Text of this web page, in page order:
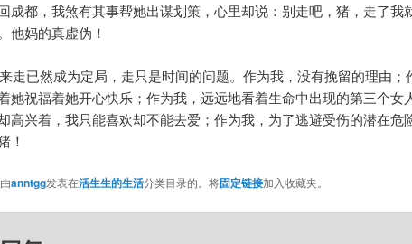
成都，我煞有其事帮她出谋划策，心里却说：别走吧，猪，走了我
他妈的真虚伪！
已然成为定局，走只是时间的问题。作为我，没有挽留的理由；
她祝福着她开心快乐；作为我，远远地看着生命中出现的第三个女
高兴着，我只能喜欢却不能去爱；作为我，为了逃避受伤的潜在危
！
anntgg发表在活生生的生活分类目录的。将固定链接加入收藏夹。